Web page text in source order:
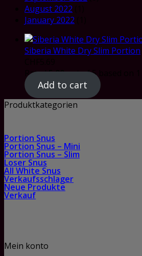
August 2022
January 2022
Siberia White Dry Slim Portion
Rated5.00out of 5 based on
Add to cart
Produktkategorien
Portion Snus
Portion Snus – Mini
Portion Snus – Slim
Loser Snus
All White Snus
Verkaufsschlager
Neue Produkte
Verkauf
Mein konto